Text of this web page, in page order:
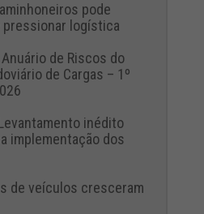
pode
logística
de Riscos do
de Cargas – 1º
inédito
implementação dos
de veículos cresceram